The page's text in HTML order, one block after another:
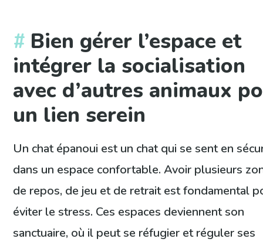
Bien gérer l’espace et
intégrer la socialisation
avec d’autres animaux
un lien serein
Un chat épanoui est un chat qui se sent en
dans un espace confortable. Avoir plusieurs
de repos, de jeu et de retrait est fondamental
éviter le stress. Ces espaces deviennent son
sanctuaire, où il peut se réfugier et réguler ses